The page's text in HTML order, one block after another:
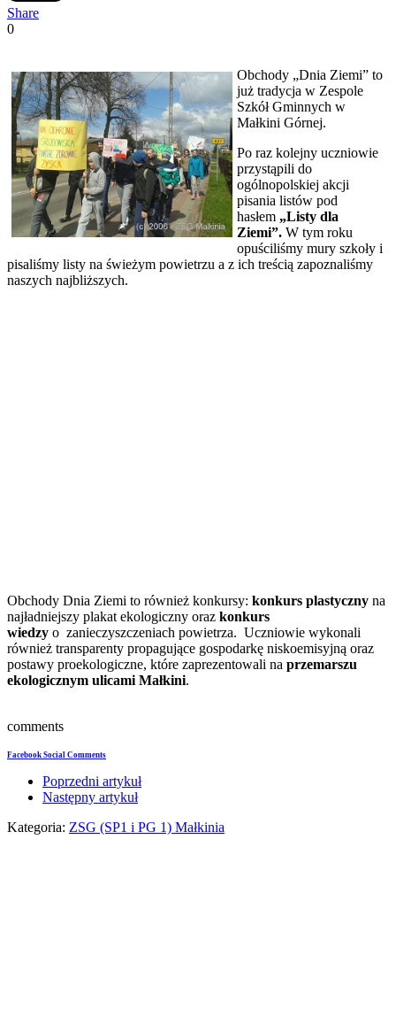
Share
0
Obchody „Dnia Ziemi” to
już tradycja w Zespole
Szkół Gminnych w
Małkini Górnej.
Po raz kolejny uczniowie
przystąpili do
ogólnopolskiej akcji
pisania listów pod
hasłem „Listy dla
Ziemi”. W tym roku
opuściliśmy mury szkoły i
pisaliśmy listy na świeżym powietrzu a z ich treścią zapoznaliśmy
naszych najbliższych.
Obchody Dnia Ziemi to również konkursy: konkurs plastyczny na
najładniejszy plakat ekologiczny oraz konkurs
wiedzy o zanieczyszczeniach powietrza. Uczniowie wykonali
również transparenty propagujące gospodarkę niskoemisyjną oraz
postawy proekologiczne, które zaprezentowali na przemarszu
ekologicznym ulicami Małkini.
comments
Facebook Social Comments
Poprzedni artykuł
Następny artykuł
Kategoria: ZSG (SP1 i PG 1) Małkinia